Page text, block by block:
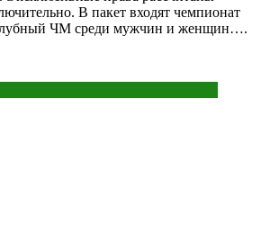
В пакет входят чемпионат
ЧМ среди мужчин и женщин….